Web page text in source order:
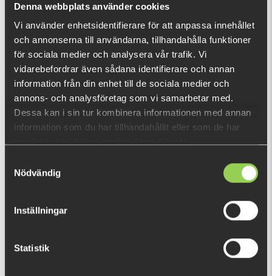
Denna webbplats använder cookies
Vi använder enhetsidentifierare för att anpassa innehållet
och annonserna till användarna, tillhandahålla funktioner
för sociala medier och analysera vår trafik. Vi
vidarebefordrar även sådana identifierare och annan
information från din enhet till de sociala medier och
annons- och analysföretag som vi samarbetar med.
Dessa kan i sin tur kombinera informationen med annan
information som du har tillhandahållit eller som de har
Nödvändig
Inställningar
Statistik
RECENTLY VIEWED PRODUCTS